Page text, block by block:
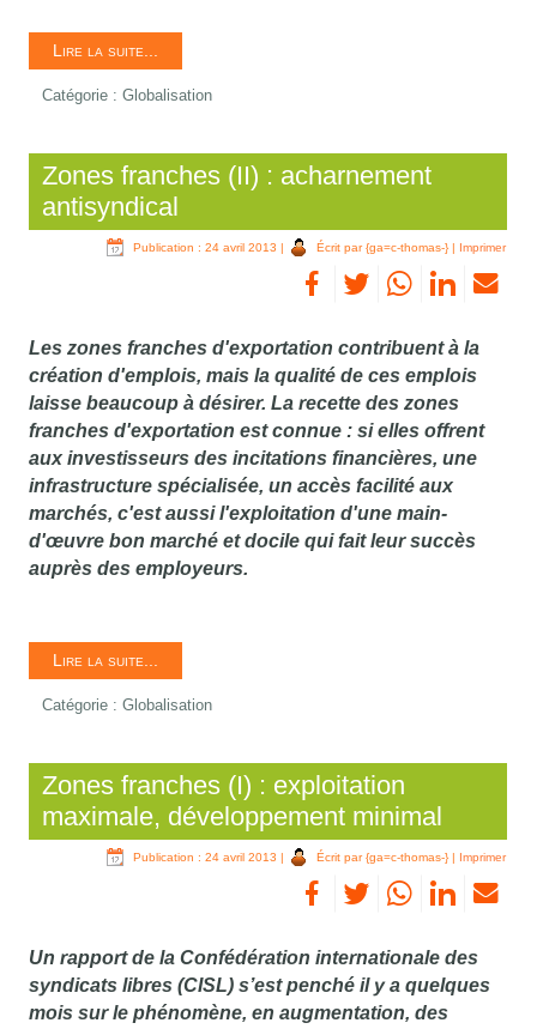
Lire la suite...
Catégorie :Globalisation
Zones franches (II) : acharnement
antisyndical
Publication : 24 avril 2013 | Écrit par {ga=c-thomas-} | Imprimer
Les zones franches d'exportation contribuent à la
création d'emplois, mais la qualité de ces emplois
laisse beaucoup à désirer. La recette des zones
franches d'exportation est connue : si elles offrent
aux investisseurs des incitations financières, une
infrastructure spécialisée, un accès facilité aux
marchés, c'est aussi l'exploitation d'une main-
d'œuvre bon marché et docile qui fait leur succès
auprès des employeurs.
Lire la suite...
Catégorie :Globalisation
Zones franches (I) : exploitation
maximale, développement minimal
Publication : 24 avril 2013 | Écrit par {ga=c-thomas-} | Imprimer
Un rapport de la Confédération internationale des
syndicats libres (CISL) s’est penché il y a quelques
mois sur le phénomène, en augmentation, des